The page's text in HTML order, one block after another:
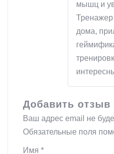
мышц и
Тренажер
дома,
Добавить отзыв
Ваш адрес email не
Обязательные поля
Имя *